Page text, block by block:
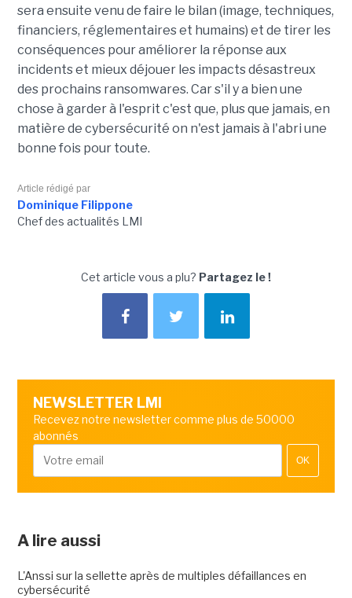
sera ensuite venu de faire le bilan (image, techniques,
financiers, réglementaires et humains) et de tirer les
conséquences pour améliorer la réponse aux
incidents et mieux déjouer les impacts désastreux
des prochains ransomwares. Car s'il y a bien une
chose à garder à l'esprit c'est que, plus que jamais, en
matière de cybersécurité on n'est jamais à l'abri une
bonne fois pour toute.
Article rédigé par
Dominique Filippone
Chef des actualités LMI
Cet article vous a plu? Partagez le !
NEWSLETTER LMI
Recevez notre newsletter comme plus de 50000
abonnés
OK
A lire aussi
L'Anssi sur la sellette après de multiples défaillances en
cybersécurité